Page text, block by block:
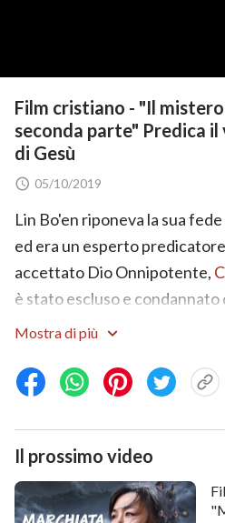
Film cristiano - "Il
seconda parte" Predica
di Gesù
05/10/2019
Lin Bo'en riponeva la sua
ed era un esperto
accettato Dio Onnipotente,
è stato escluso e condannato
forze di anticristo all'interno
attacchi, condanne e false
in preda alla paura. Piuttosto,
risoluta che mai, Lin Bo'en ha
realtà ipocrita dei pastori
realizzato che soltanto Cristo
Solo Cristo può purificare e
Mostra di più
Il prossimo video